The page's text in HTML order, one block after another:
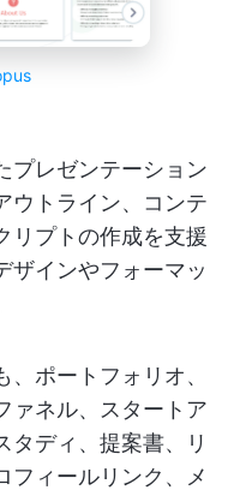
プレゼンテーション
ウトライン、コンテ
リプトの作成を支援
ザインやフォーマッ
ポートフォリオ、
ァネル、スタートア
タディ、提案書、リ
フィールリンク、メ